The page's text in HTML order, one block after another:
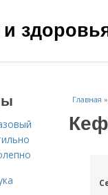
Главная »